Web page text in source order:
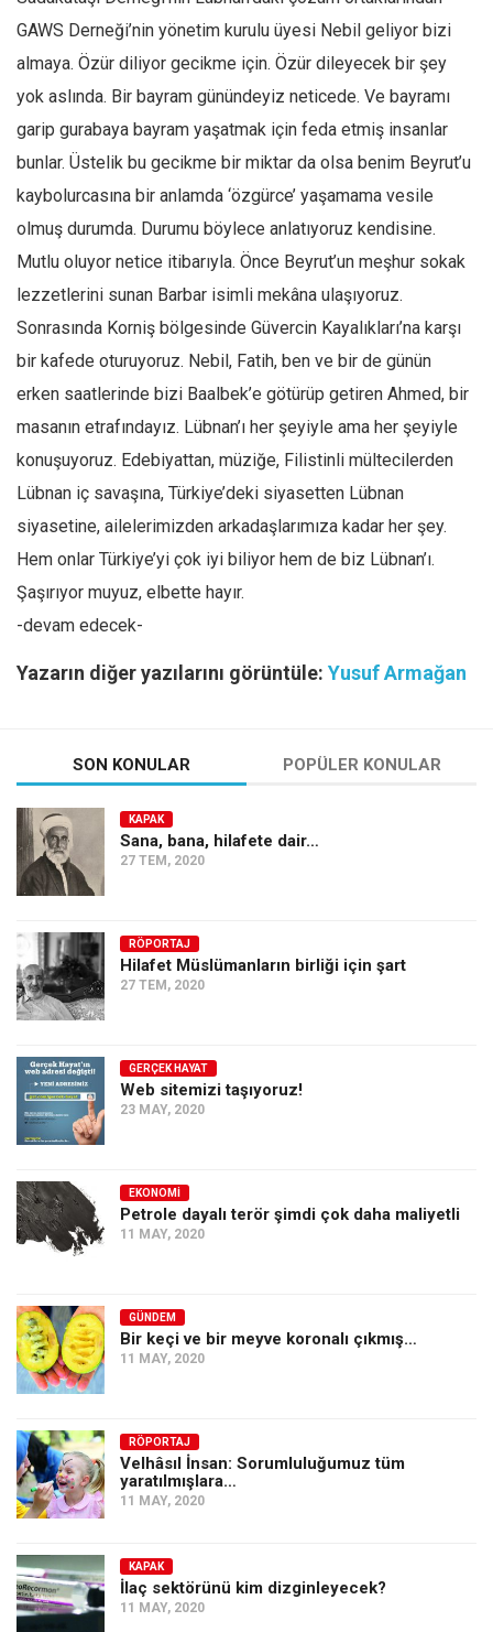
GAWS Derneği’nin yönetim kurulu üyesi Nebil geliyor bizi
almaya. Özür diliyor gecikme için. Özür dileyecek bir şey
yok aslında. Bir bayram günündeyiz neticede. Ve bayramı
garip gurabaya bayram yaşatmak için feda etmiş insanlar
bunlar. Üstelik bu gecikme bir miktar da olsa benim Beyrut’u
kaybolurcasına bir anlamda ‘özgürce’ yaşamama vesile
olmuş durumda. Durumu böylece anlatıyoruz kendisine.
Mutlu oluyor netice itibarıyla. Önce Beyrut’un meşhur sokak
lezzetlerini sunan Barbar isimli mekâna ulaşıyoruz.
Sonrasında Korniş bölgesinde Güvercin Kayalıkları’na karşı
bir kafede oturuyoruz. Nebil, Fatih, ben ve bir de günün
erken saatlerinde bizi Baalbek’e götürüp getiren Ahmed, bir
masanın etrafındayız. Lübnan’ı her şeyiyle ama her şeyiyle
konuşuyoruz. Edebiyattan, müziğe, Filistinli mültecilerden
Lübnan iç savaşına, Türkiye’deki siyasetten Lübnan
siyasetine, ailelerimizden arkadaşlarımıza kadar her şey.
Hem onlar Türkiye’yi çok iyi biliyor hem de biz Lübnan’ı.
Şaşırıyor muyuz, elbette hayır.
-devam edecek-
Yazarın diğer yazılarını görüntüle: Yusuf Armağan
SON KONULAR POPÜLER KONULAR
KAPAK
Sana, bana, hilafete dair…
27 TEM, 2020
RÖPORTAJ
Hilafet Müslümanların birliği için şart
27 TEM, 2020
GERÇEK HAYAT
Web sitemizi taşıyoruz!
23 MAY, 2020
EKONOMI
Petrole dayalı terör şimdi çok daha maliyetli
11 MAY, 2020
GÜNDEM
Bir keçi ve bir meyve koronalı çıkmış…
11 MAY, 2020
RÖPORTAJ
Velhâsıl İnsan: Sorumluluğumuz tüm
yaratılmışlara…
11 MAY, 2020
KAPAK
İlaç sektörünü kim dizginleyecek?
11 MAY, 2020